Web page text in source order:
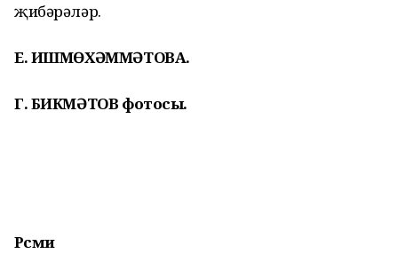
җибәрәләр.
Е. ИШМӨХӘММӘТОВА.
Г. БИКМӘТОВ фотосы.
Рәсми